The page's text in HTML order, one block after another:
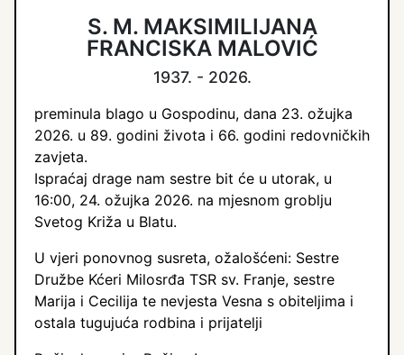
S. M. MAKSIMILIJANA
FRANCISKA MALOVIĆ
1937. - 2026.
preminula blago u Gospodinu, dana 23. ožujka
2026. u 89. godini života i 66. godini redovničkih
zavjeta.
Ispraćaj drage nam sestre bit će u utorak, u
16:00, 24. ožujka 2026. na mjesnom groblju
Svetog Križa u Blatu.
U vjeri ponovnog susreta, ožalošćeni: Sestre
Družbe Kćeri Milosrđa TSR sv. Franje, sestre
Marija i Cecilija te nevjesta Vesna s obiteljima i
ostala tugujuća rodbina i prijatelji